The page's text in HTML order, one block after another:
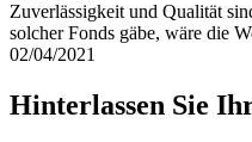
Zuverlässigkeit und Qualität
solcher Fonds gäbe, wäre die
02/04/2021
Hinterlassen Sie